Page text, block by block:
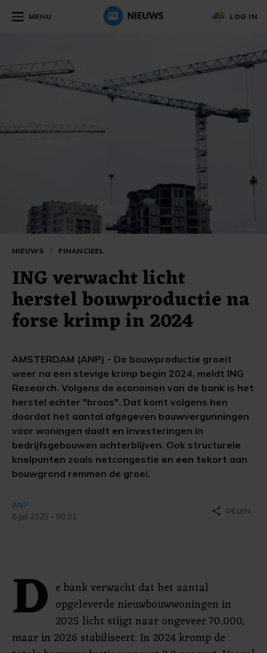
MENU LOG IN
NIEUWS / FINANCIEEL
ING verwacht licht
herstel bouwproductie na
forse krimp in 2024
AMSTERDAM (ANP) - De bouwproductie groeit
weer na een stevige krimp begin 2024, meldt ING
Research. Volgens de economen van de bank is het
herstel echter "broos". Dat komt volgens hen
doordat het aantal afgegeven bouwvergunningen
voor woningen daalt en investeringen in
bedrijfsgebouwen achterblijven. Ook structurele
knelpunten zoals netcongestie en een tekort aan
bouwgrond remmen de groei.
ANP
8 juli 2025 - 00:01
share DELEN
D e bank verwacht dat het aantal
opgeleverde nieuwbouwwoningen in
2025 licht stijgt naar ongeveer 70.000,
maar in 2026 stabiliseert. In 2024 kromp de